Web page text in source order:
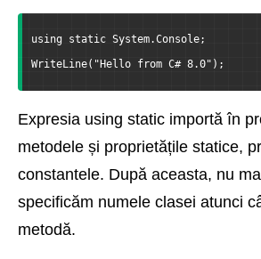
using static System.Console;
WriteLine("Hello from C# 8.0");
Expresia using static importă în
metodele și proprietățile statice,
constantele. După aceasta, nu
specificăm numele clasei atunci
metodă.